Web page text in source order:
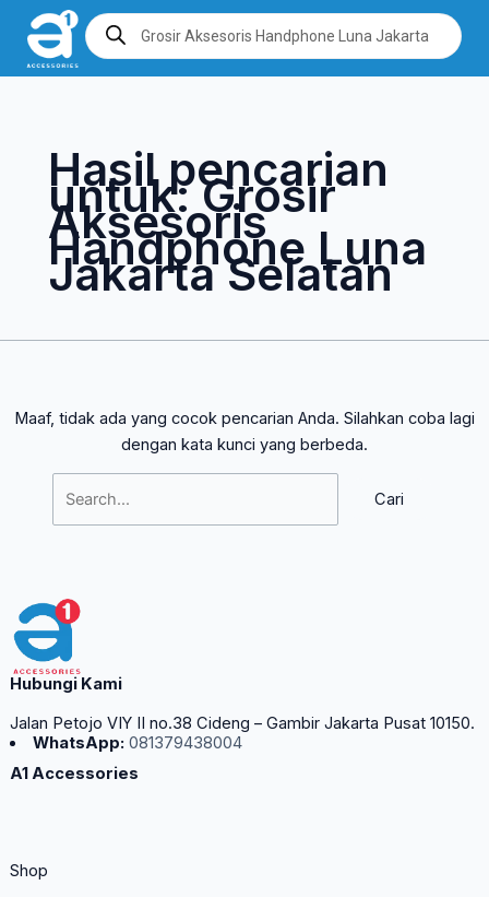
Lewati
konten
Products
search
Hasil pencarian
untuk:Grosir
Aksesoris
Handphone Luna
Jakarta Selatan
Maaf, tidak ada yang cocok pencarian Anda. Silahkan coba lagi
dengan kata kunci yang berbeda.
Cari
untuk:
Hubungi Kami
Jalan Petojo VIY II no.38 Cideng – Gambir Jakarta Pusat 10150.
WhatsApp: 081379438004
A1 Accessories
Shop